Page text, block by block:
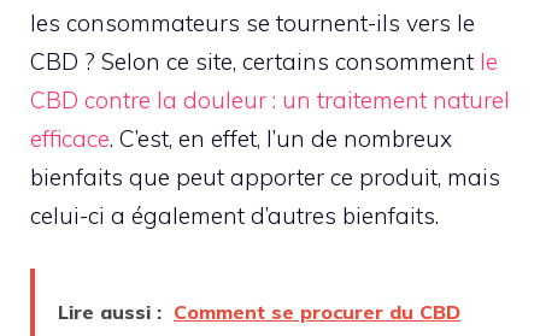
les consommateurs se tournent-ils vers le
CBD ? Selon ce site, certains consomment le
CBD contre la douleur : un traitement naturel
efficace. C’est, en effet, l’un de nombreux
bienfaits que peut apporter ce produit, mais
celui-ci a également d’autres bienfaits.
Lire aussi : Comment se procurer du CBD